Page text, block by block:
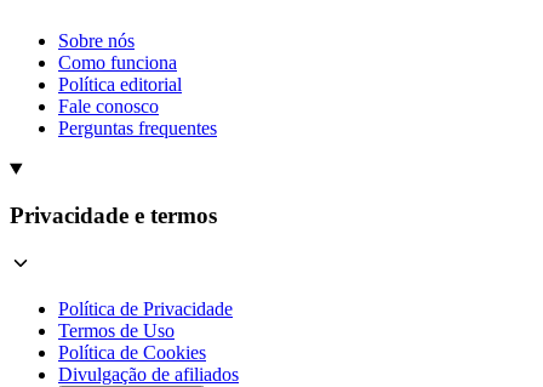
Sobre nós
Como funciona
Política editorial
Fale conosco
Perguntas frequentes
Privacidade e termos
Política de Privacidade
Termos de Uso
Política de Cookies
Divulgação de afiliados